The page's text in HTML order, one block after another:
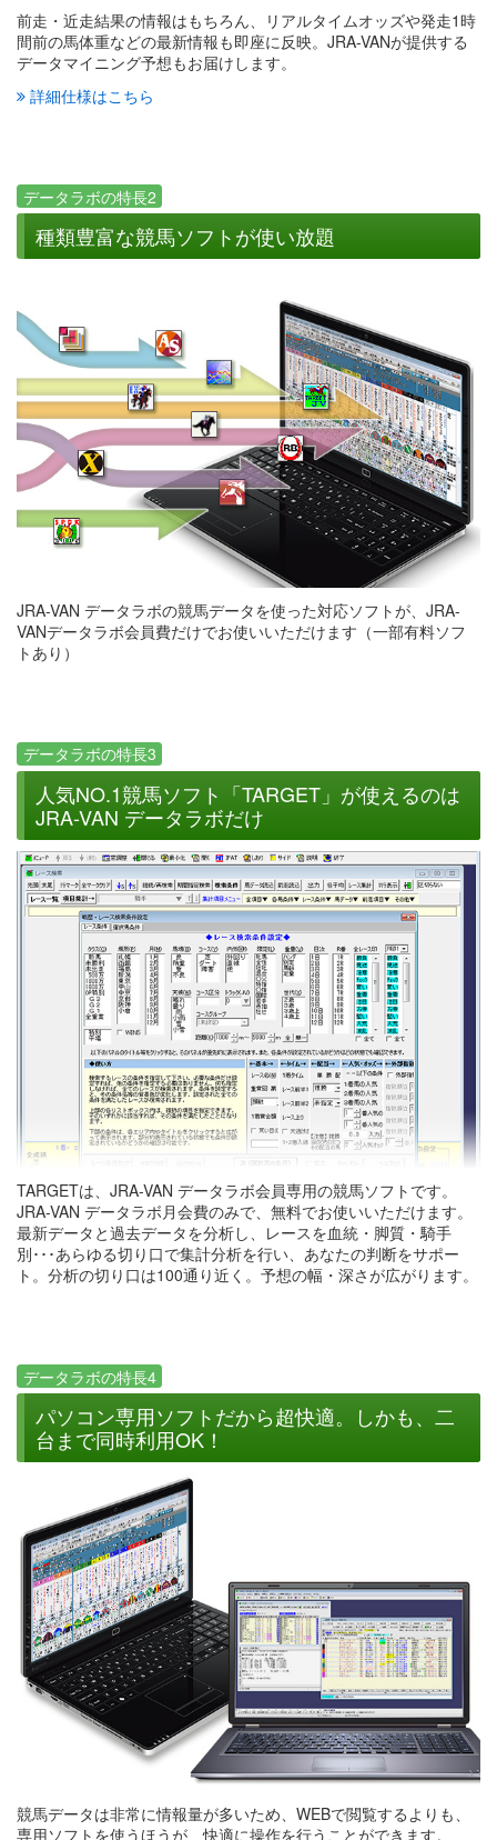
前走・近走結果の情報はもちろん、リアルタイムオッズや発走1時
間前の馬体重などの最新情報も即座に反映。JRA-VANが提供する
データマイニング予想もお届けします。
詳細仕様はこちら
データラボの特長2
種類豊富な競馬ソフトが使い放題
JRA-VAN データラボの競馬データを使った対応ソフトが、JRA-
VANデータラボ会員費だけでお使いいただけます（一部有料ソフ
トあり）
データラボの特長3
人気NO.1競馬ソフト「TARGET」が使えるのは
JRA-VAN データラボだけ
TARGETは、JRA-VAN データラボ会員専用の競馬ソフトです。
JRA-VAN データラボ月会費のみで、無料でお使いいただけます。
最新データと過去データを分析し、レースを血統・脚質・騎手
別･･･あらゆる切り口で集計分析を行い、あなたの判断をサポー
ト。分析の切り口は100通り近く。予想の幅・深さが広がります。
データラボの特長4
パソコン専用ソフトだから超快適。しかも、二
台まで同時利用OK！
競馬データは非常に情報量が多いため、WEBで閲覧するよりも、
専用ソフトを使うほうが、快適に操作を行うことができます。